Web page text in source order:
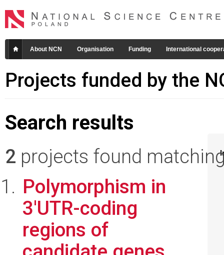
About NCN Organisation Funding International
Projects funded by the
Search results
2 projects found
Polymorphism in
3'UTR-coding
regions of